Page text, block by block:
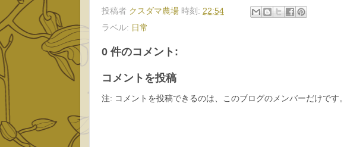
投稿者 クスダマ農場 時刻: 22:54
ラベル: 日常
0 件のコメント:
コメントを投稿
注: コメントを投稿できるのは、このブログのメンバーだけです。